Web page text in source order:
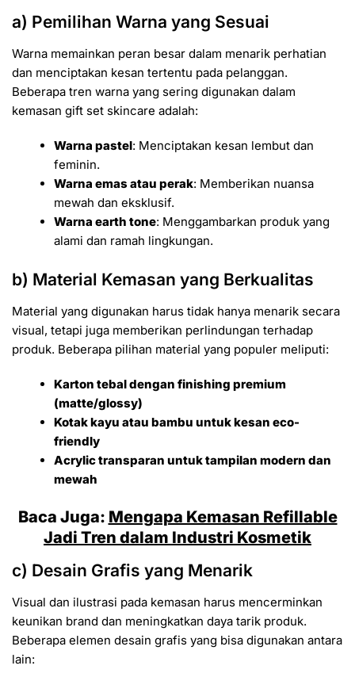
a) Pemilihan Warna yang Sesuai
Warna memainkan peran besar dalam menarik perhatian
dan menciptakan kesan tertentu pada pelanggan.
Beberapa tren warna yang sering digunakan dalam
kemasan gift set skincare adalah:
Warna pastel: Menciptakan kesan lembut dan
feminin.
Warna emas atau perak: Memberikan nuansa
mewah dan eksklusif.
Warna earth tone: Menggambarkan produk yang
alami dan ramah lingkungan.
b) Material Kemasan yang Berkualitas
Material yang digunakan harus tidak hanya menarik secara
visual, tetapi juga memberikan perlindungan terhadap
produk. Beberapa pilihan material yang populer meliputi:
Karton tebal dengan finishing premium
(matte/glossy)
Kotak kayu atau bambu untuk kesan eco-
friendly
Acrylic transparan untuk tampilan modern dan
mewah
Baca Juga: Mengapa Kemasan Refillable
Jadi Tren dalam Industri Kosmetik
c) Desain Grafis yang Menarik
Visual dan ilustrasi pada kemasan harus mencerminkan
keunikan brand dan meningkatkan daya tarik produk.
Beberapa elemen desain grafis yang bisa digunakan antara
lain: